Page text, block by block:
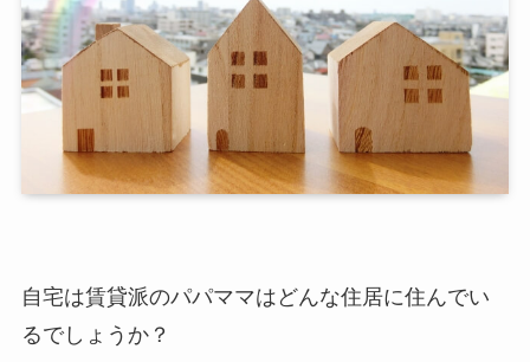
自宅は賃貸派のパパママはどんな住居に住んでい
るでしょうか？